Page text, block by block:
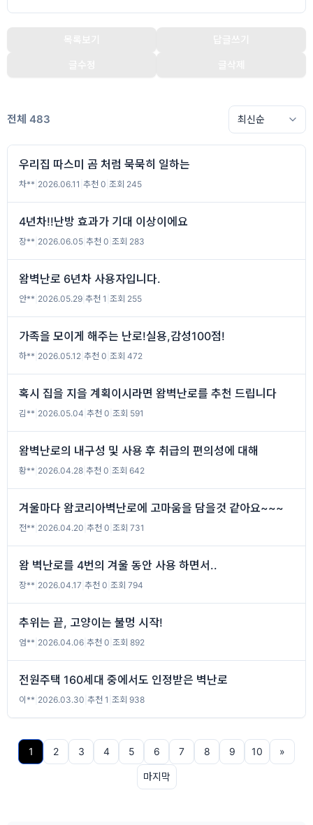
전체 483
우리집 따스미 곰 처럼 묵묵히 일하는
차** 2026.06.11 추천 0 조회 245
4년차!!난방 효과가 기대 이상이에요
장** 2026.06.05 추천 0 조회 283
왐벽난로 6년차 사용자입니다.
안** 2026.05.29 추천 1 조회 255
가족을 모이게 해주는 난로!실용,감성100점!
하** 2026.05.12 추천 0 조회 472
혹시 집을 지을 계획이시라면 왐벽난로를 추천 드립니다
김** 2026.05.04 추천 0 조회 591
왐벽난로의 내구성 및 사용 후 취급의 편의성에 대해
황** 2026.04.28 추천 0 조회 642
겨울마다 왐코리아벽난로에 고마움을 담을것 같아요~~~
전** 2026.04.20 추천 0 조회 731
왐 벽난로를 4번의 겨울 동안 사용 하면서..
장** 2026.04.17 추천 0 조회 794
추위는 끝, 고양이는 불멍 시작!
엄** 2026.04.06 추천 0 조회 892
전원주택 160세대 중에서도 인정받은 벽난로
이** 2026.03.30 추천 1 조회 938
1 2 3 4 5 6 7 8 9 10 »
마지막